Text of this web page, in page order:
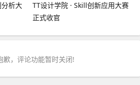
分析大
TT设计学院 · Skill创新应用大赛
正式收官
歉，评论功能暂时关闭!